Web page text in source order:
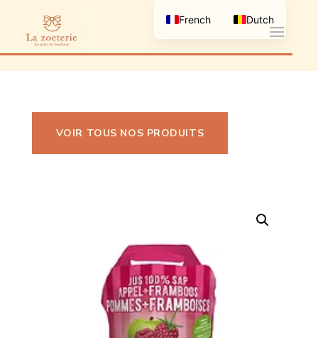
VOIR TOUS NOS PRODUITS
French Dutch